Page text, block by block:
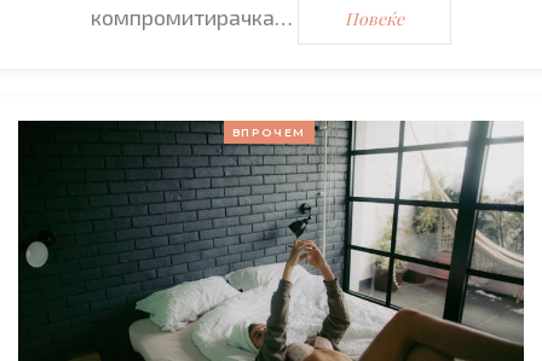
компромитирачка… Повеќе
ВПРОЧЕМ